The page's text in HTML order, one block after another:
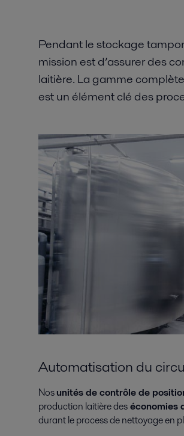
Pendant le stockage
mission est d’assurer des
laitière. La gamme
est un élément clé des
Automatisation du
Nosunités de contrôle de
production laitière deséconomies
durant le process de nettoyage en